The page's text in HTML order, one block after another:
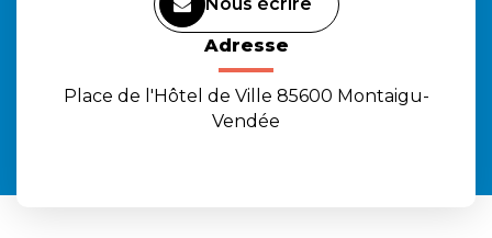
Adresse
Place de l'Hôtel de Ville 85600 Montaigu-
Vendée